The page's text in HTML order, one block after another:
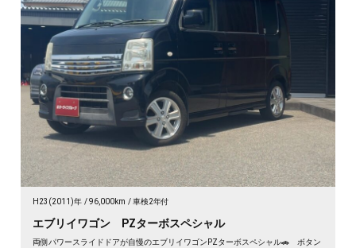
H23(2011)年 96,000km 車検2年付
エブリイワゴン PZターボスペシャル
両側パワースライドドアが自慢のエブリイワゴンPZターボスペシャル🚗 ボタン